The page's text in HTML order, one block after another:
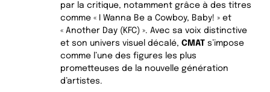
par la critique, notamment grâce à des titres
comme « I Wanna Be a Cowboy, Baby! » et
« Another Day (KFC) ». Avec sa voix distinctive
et son univers visuel décalé, CMAT s’impose
comme l’une des figures les plus
prometteuses de la nouvelle génération
d’artistes.